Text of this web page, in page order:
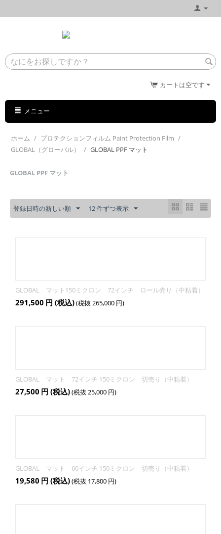
カートは空です
メニュー
ホーム / プロテクションフィルム Paint Protection Film /
GLOBAL（グローバル）
/ GLOBAL PPF マット
GLOBAL PPF マット
登録日時の新しい順 12 件ずつ表示
GLOBAL マット150ミクロン 72インチ ロール売り（中粘着）
291,500 円 (税込)(税抜 265,000 円)
GLOBAL マット 72インチ 150ミクロン 切売り（中粘着）
27,500 円 (税込)(税抜 25,000 円)
GLOBAL マット 60インチ 150ミクロン 切売り（中粘着）
19,580 円 (税込)(税抜 17,800 円)